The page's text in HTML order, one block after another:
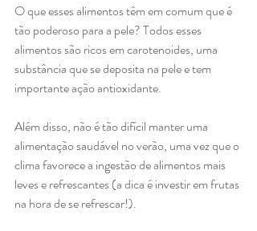
O que esses alimentos têm em comum que é
tão poderoso para a pele? Todos esses
alimentos são ricos em carotenoides, uma
substância que se deposita na pele e tem
importante ação antioxidante.
Além disso, não é tão difícil manter uma
alimentação saudável no verão, uma vez que o
clima favorece a ingestão de alimentos mais
leves e refrescantes (a dica é investir em frutas
na hora de se refrescar!).